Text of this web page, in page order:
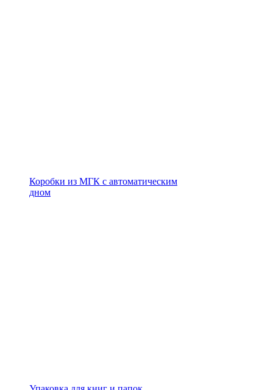
Коробки из МГК с автоматическим
дном